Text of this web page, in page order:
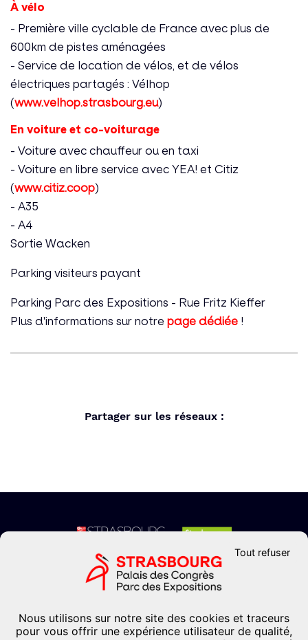
À vélo
- Première ville cyclable de France avec plus de
600km de pistes aménagées
- Service de location de vélos, et de vélos
électriques partagés : Vélhop
(www.velhop.strasbourg.eu)
En voiture et co-voiturage
- Voiture avec chauffeur ou en taxi
- Voiture en libre service avec YEA! et Citiz
(www.citiz.coop)
- A35
- A4
Sortie Wacken
Parking visiteurs payant
Parking Parc des Expositions - Rue Fritz Kieffer
Plus d'informations sur notre page dédiée !
Partager sur les réseaux :
CONTACTEZ-NOUS
+33 (0)3 88 37 67 67
Palais des congrès Pierre-Pflimlin Place de Bordeaux
Nous utilisons sur notre site des cookies et traceurs
pour vous offrir une expérience utilisateur de qualité,
Tout refuser